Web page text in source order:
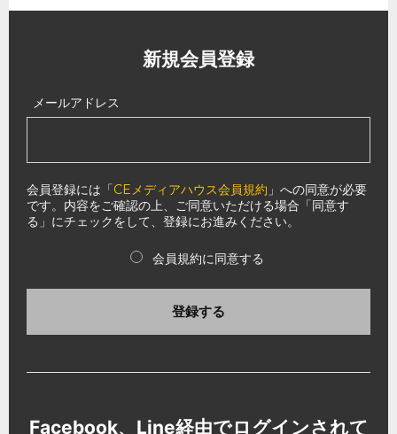
新規会員登録
メールアドレス
会員登録には「CEメディアハウス会員規約 」への同意が必要
です。内容をご確認の上、ご同意いただける場合「同意す
る」にチェックをして、登録にお進みください。
会員規約に同意する
登録する
Facebook、Line経由でログインされて